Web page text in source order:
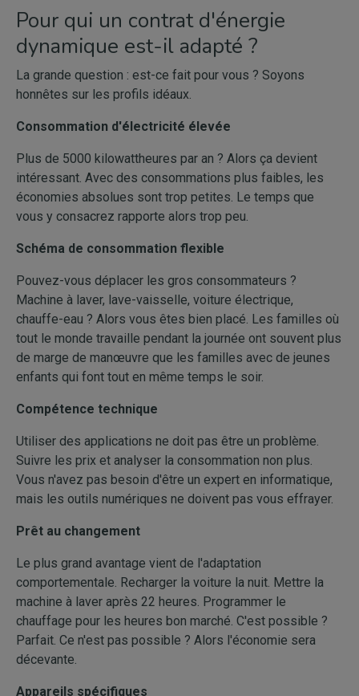
Pour qui un contrat d'énergie
dynamique est-il adapté ?
La grande question : est-ce fait pour vous ? Soyons
honnêtes sur les profils idéaux.
Consommation d'électricité élevée
Plus de 5000 kilowattheures par an ? Alors ça devient
intéressant. Avec des consommations plus faibles, les
économies absolues sont trop petites. Le temps que
vous y consacrez rapporte alors trop peu.
Schéma de consommation flexible
Pouvez-vous déplacer les gros consommateurs ?
Machine à laver, lave-vaisselle, voiture électrique,
chauffe-eau ? Alors vous êtes bien placé. Les familles où
tout le monde travaille pendant la journée ont souvent plus
de marge de manœuvre que les familles avec de jeunes
enfants qui font tout en même temps le soir.
Compétence technique
Utiliser des applications ne doit pas être un problème.
Suivre les prix et analyser la consommation non plus.
Vous n'avez pas besoin d'être un expert en informatique,
mais les outils numériques ne doivent pas vous effrayer.
Prêt au changement
Le plus grand avantage vient de l'adaptation
comportementale. Recharger la voiture la nuit. Mettre la
machine à laver après 22 heures. Programmer le
chauffage pour les heures bon marché. C'est possible ?
Parfait. Ce n'est pas possible ? Alors l'économie sera
décevante.
Appareils spécifiques